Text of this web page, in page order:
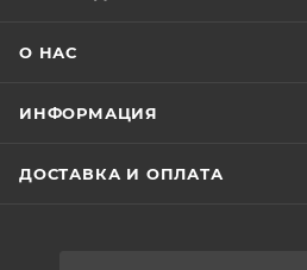
О НАС
ИНФОРМАЦИЯ
ДОСТАВКА И ОПЛАТА